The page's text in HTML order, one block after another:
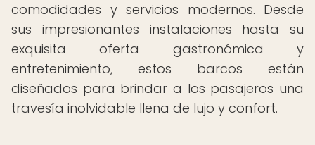
comodidades y servicios modernos. Desde
sus impresionantes instalaciones hasta su
exquisita oferta gastronómica y
entretenimiento, estos barcos están
diseñados para brindar a los pasajeros una
travesía inolvidable llena de lujo y confort.